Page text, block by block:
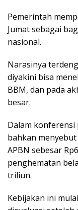
Pemerintah
Jumat sebagai
nasional.
Narasinya
diyakini bisa
BBM, dan pada
besar.
Dalam konferensi
bahkan
APBN sebesar
penghematan
triliun.
Kebijakan ini